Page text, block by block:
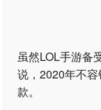
虽然LOL手游备
说，2020年不
款。